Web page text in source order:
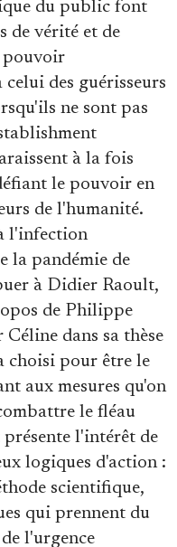
du public font
de vérité et de
pouvoir
des guérisseurs
ne sont pas
à la fois
le pouvoir en
de l'humanité.
l'infection
la pandémie de
à Didier Raoult,
de Philippe
dans sa thèse
choisi pour être le
aux mesures qu'on
le fléau
l'intérêt de
logiques d'action :
scientifique,
qui prennent du
l'urgence